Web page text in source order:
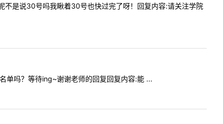
是说30号吗我瞅着30号也快过完了呀！回复内容:请关注学院
吗？等待ing~谢谢老师的回复回复内容:能 ...